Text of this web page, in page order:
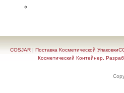
COSJAR | Поставка Косметической
Косметический Контейнер,